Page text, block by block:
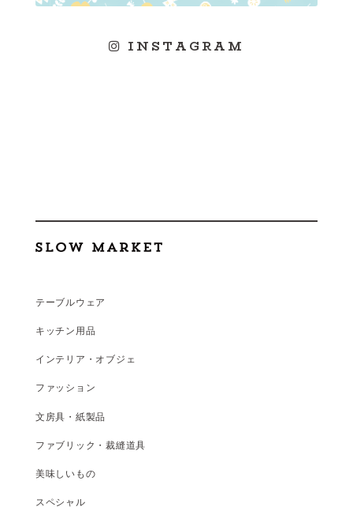
INSTAGRAM
テーブルウェア
キッチン用品
インテリア・オブジェ
ファッション
文房具・紙製品
ファブリック・裁縫道具
美味しいもの
スペシャル